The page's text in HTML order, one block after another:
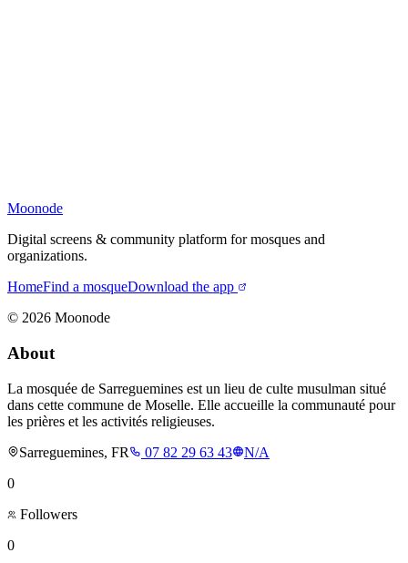
Moonode
Digital screens & community platform for mosques and
organizations.
HomeFind a mosqueDownload the app
© 2026 Moonode
About
La mosquée de Sarreguemines est un lieu de culte musulman situé
dans cette commune de Moselle. Elle accueille la communauté pour
les prières et les activités religieuses.
Sarreguemines, FR
07 82 29 63 43
N/A
0
Followers
0